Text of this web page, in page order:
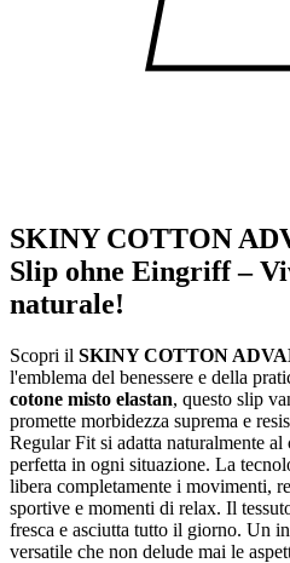
SKINY COTTON
Slip ohne Eingriff –
naturale!
Scopri il SKINY COTTON
l'emblema del benessere e della
cotone misto elastan, questo slip
promette morbidezza suprema e
Regular Fit si adatta naturalmente
perfetta in ogni situazione. La
libera completamente i movimenti,
sportive e momenti di relax. Il
fresca e asciutta tutto il giorno. Un
versatile che non delude mai le